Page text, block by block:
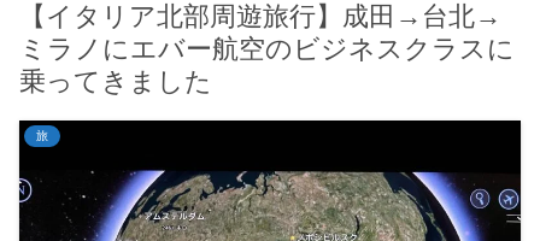
【イタリア北部周遊旅行】成田→台北→
ミラノにエバー航空のビジネスクラスに
乗ってきました
旅